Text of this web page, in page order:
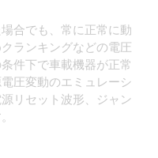
合でも、常に正常に動
ランキングなどの電圧
件下で車載機器が正常
圧変動のエミュレーシ
リセット波形、ジャン